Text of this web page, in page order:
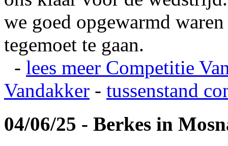
we goed opgewarmd
tegemoet te gaan.
- lees meer Competitie
Vandakker - tussenstand
04/06/25 - Berkes in